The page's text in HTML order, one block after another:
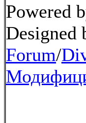
Powered
Designed
Forum/